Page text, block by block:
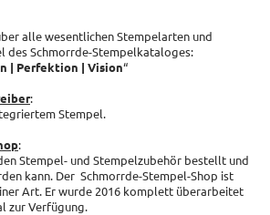
alle wesentlichen Stempelarten und
des Schmorrde-Stempelkataloges:
| Perfektion | Vision“
:
Stempel.
:
Stempel- und Stempelzubehör bestellt und
kann. Der Schmorrde-Stempel-Shop ist
Art. Er wurde 2016 komplett überarbeitet
zur Verfügung.